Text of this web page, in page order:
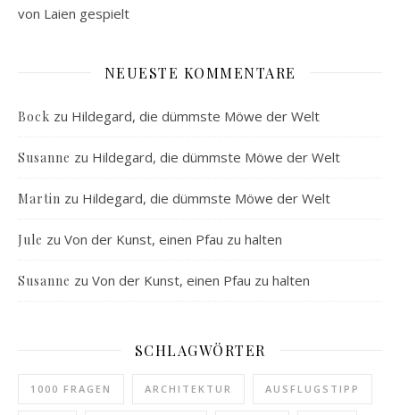
von Laien gespielt
NEUESTE KOMMENTARE
Bock zu Hildegard, die dümmste Möwe der Welt
Susanne zu Hildegard, die dümmste Möwe der Welt
Martin zu Hildegard, die dümmste Möwe der Welt
Jule zu Von der Kunst, einen Pfau zu halten
Susanne zu Von der Kunst, einen Pfau zu halten
SCHLAGWÖRTER
1000 FRAGEN ARCHITEKTUR AUSFLUGSTIPP